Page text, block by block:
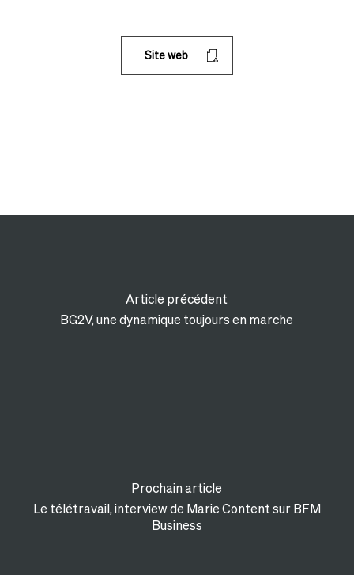
Site web
Article précédent
BG2V, une dynamique toujours en marche
Prochain article
Le télétravail, interview de Marie Content sur BFM
Business